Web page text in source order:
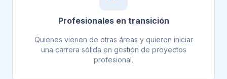
Profesionales en transición
Quienes vienen de otras áreas y quieren iniciar
una carrera sólida en gestión de proyectos
profesional.